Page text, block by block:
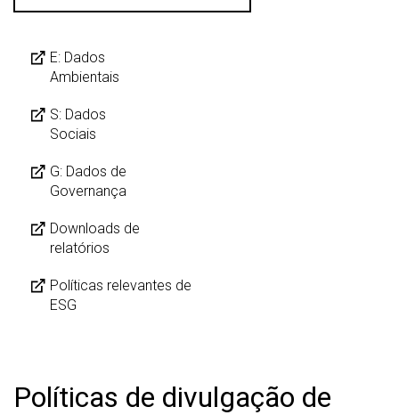
E: Dados
Ambientais
S: Dados
Sociais
G: Dados de
Governança
Downloads de
relatórios
Políticas relevantes de
ESG
Políticas de divulgação de